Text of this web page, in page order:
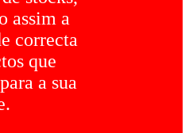
assim a
correcta
que
a sua